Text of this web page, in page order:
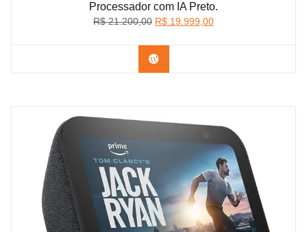
Processador com IA Preto.
R$21.200,00 O
original
era:
R$ 21.200,00.
R$ 19.999,00O
Confira na Amazon